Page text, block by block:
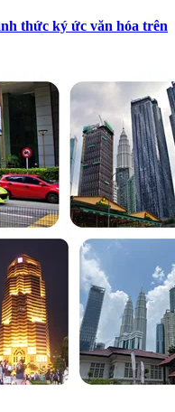
thức ký ức văn hóa trên